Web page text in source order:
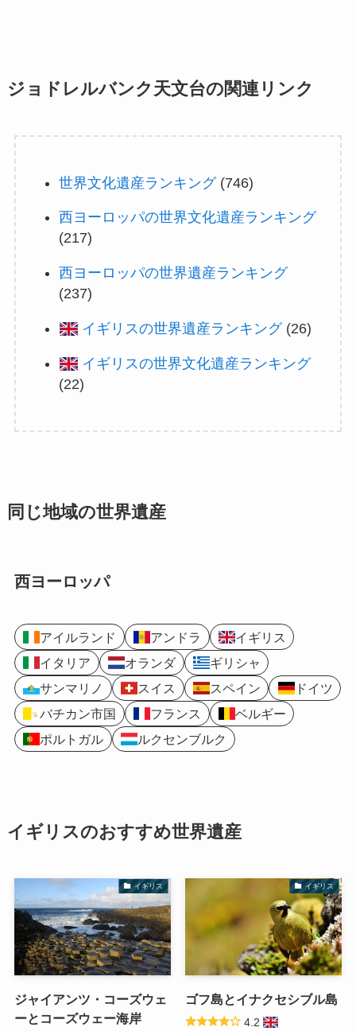
ジョドレルバンク天文台の関連リンク
世界文化遺産ランキング(746)
西ヨーロッパの世界文化遺産ランキング
(217)
西ヨーロッパの世界遺産ランキング
(237)
イギリスの世界遺産ランキング(26)
イギリスの世界文化遺産ランキング
(22)
同じ地域の世界遺産
西ヨーロッパ
アイルランド アンドラ
イギリス
イタリア
オランダ
ギリシャ
サンマリノ
スイス スペイン
ドイツ
バチカン市国
フランス
ベルギー
ポルトガル
ルクセンブルク
イギリスのおすすめ世界遺産
イギリス
ジャイアンツ・コーズウェ
ーとコーズウェー海岸
イギリス
ゴフ島とイナクセシブル島
4.2